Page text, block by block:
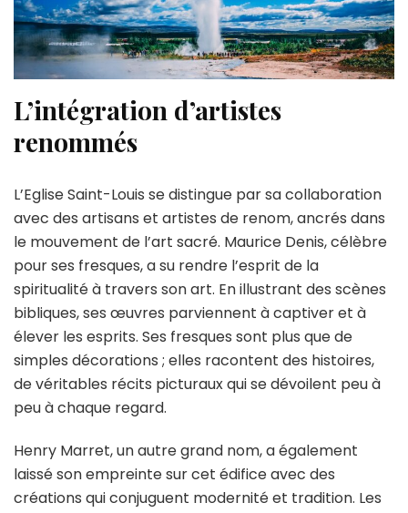
L’intégration d’artistes
renommés
L’Eglise Saint-Louis se distingue par sa collaboration
avec des artisans et artistes de renom, ancrés dans
le mouvement de l’art sacré. Maurice Denis, célèbre
pour ses fresques, a su rendre l’esprit de la
spiritualité à travers son art. En illustrant des scènes
bibliques, ses œuvres parviennent à captiver et à
élever les esprits. Ses fresques sont plus que de
simples décorations ; elles racontent des histoires,
de véritables récits picturaux qui se dévoilent peu à
peu à chaque regard.
Henry Marret, un autre grand nom, a également
laissé son empreinte sur cet édifice avec des
créations qui conjuguent modernité et tradition. Les